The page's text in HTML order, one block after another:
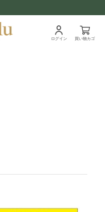
ログイン 買い物カゴ